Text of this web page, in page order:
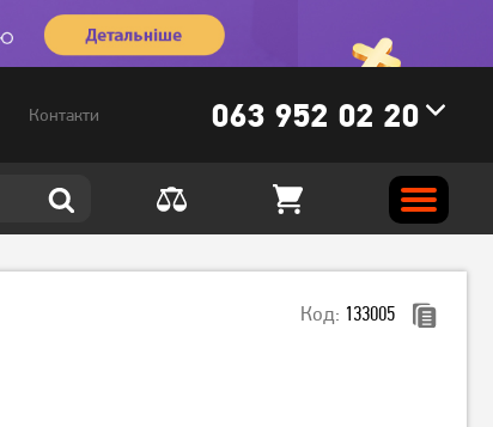
Контакти 063 952 02 20
Код: 133005